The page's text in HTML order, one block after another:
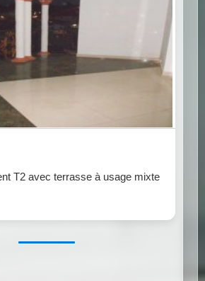
T2 avec terrasse à usage mixte